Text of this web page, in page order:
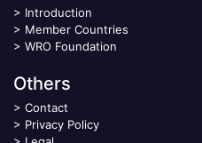
> Introduction
> Member Countries
> WRO Foundation
Others
> Contact
> Privacy Policy